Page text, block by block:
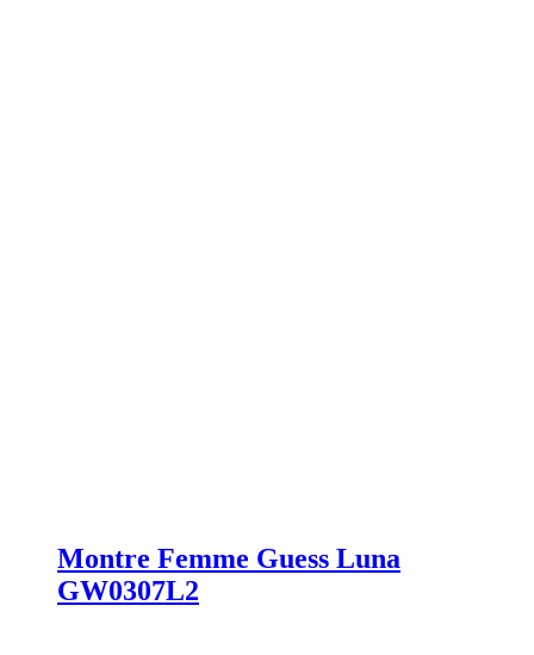
Montre Femme Guess Luna
GW0307L2